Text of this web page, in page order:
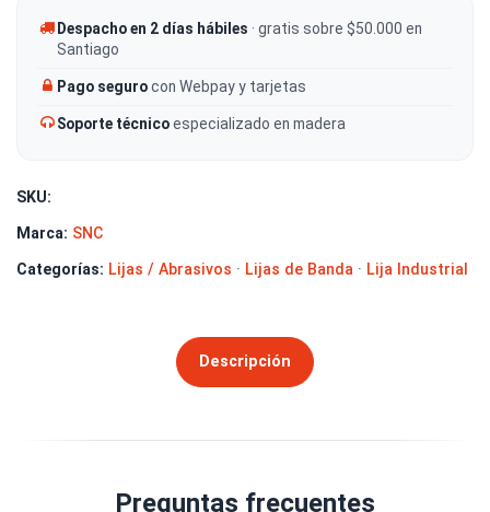
Despacho en 2 días hábiles · gratis sobre $50.000 en
Santiago
Pago segurocon Webpay y tarjetas
Soporte técnicoespecializado en madera
SKU:
Marca: SNC
Categorías: Lijas / Abrasivos · Lijas de Banda · Lija Industrial
Descripción
Preguntas frecuentes